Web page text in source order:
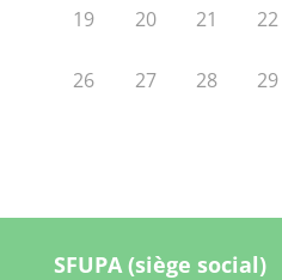
19 20 21 22
26 27 28 29
SFUPA (siège social)